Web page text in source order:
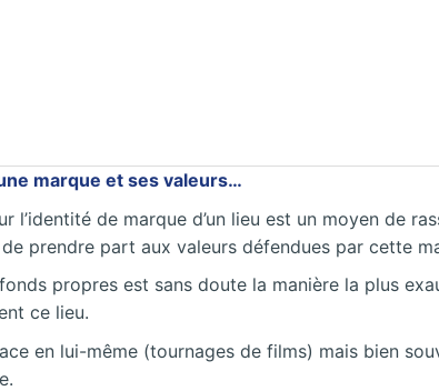
marque et ses valeurs…
l’identité de marque d’un lieu est un moyen de
prendre part aux valeurs défendues par cette
propres est sans doute la manière la plus
ce lieu.
en lui-même (tournages de films) mais bien